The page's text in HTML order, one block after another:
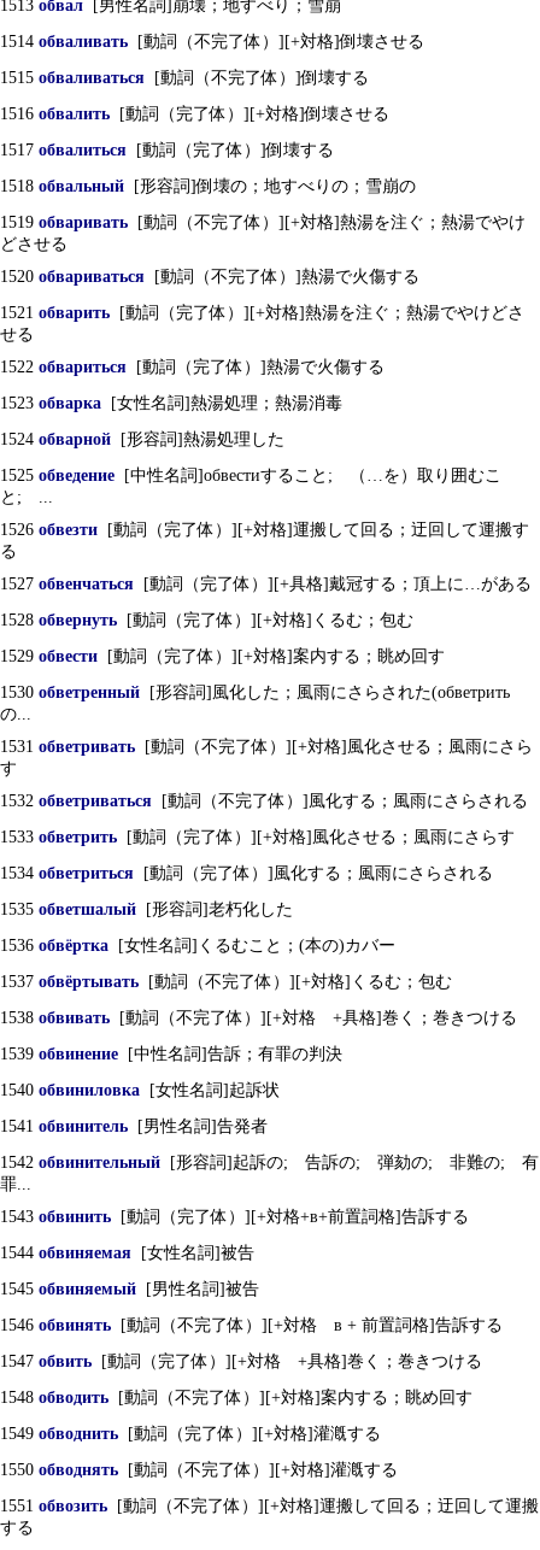
1513 обвал [男性名詞]崩壊；地すべり；雪崩
1514 обваливать [動詞（不完了体）][+対格]倒壊させる
1515 обваливаться [動詞（不完了体）]倒壊する
1516 обвалить [動詞（完了体）][+対格]倒壊させる
1517 обвалиться [動詞（完了体）]倒壊する
1518 обвальный [形容詞]倒壊の；地すべりの；雪崩の
1519 обваривать [動詞（不完了体）][+対格]熱湯を注ぐ；熱湯でやけ
どさせる
1520 обвариваться [動詞（不完了体）]熱湯で火傷する
1521 обварить [動詞（完了体）][+対格]熱湯を注ぐ；熱湯でやけどさ
せる
1522 обвариться [動詞（完了体）]熱湯で火傷する
1523 обварка [女性名詞]熱湯処理；熱湯消毒
1524 обварной [形容詞]熱湯処理した
1525 обведение [中性名詞]обвестиすること; （…を）取り囲むこ
と; ...
1526 обвезти [動詞（完了体）][+対格]運搬して回る；迂回して運搬す
る
1527 обвенчаться [動詞（完了体）][+具格]戴冠する；頂上に…がある
1528 обвернуть [動詞（完了体）][+対格]くるむ；包む
1529 обвести [動詞（完了体）][+対格]案内する；眺め回す
1530 обветренный [形容詞]風化した；風雨にさらされた(обветрить
の...
1531 обветривать [動詞（不完了体）][+対格]風化させる；風雨にさら
す
1532 обветриваться [動詞（不完了体）]風化する；風雨にさらされる
1533 обветрить [動詞（完了体）][+対格]風化させる；風雨にさらす
1534 обветриться [動詞（完了体）]風化する；風雨にさらされる
1535 обветшалый [形容詞]老朽化した
1536 обвёртка [女性名詞]くるむこと；(本の)カバー
1537 обвёртывать [動詞（不完了体）][+対格]くるむ；包む
1538 обвивать [動詞（不完了体）][+対格 +具格]巻く；巻きつける
1539 обвинение [中性名詞]告訴；有罪の判決
1540 обвиниловка [女性名詞]起訴状
1541 обвинитель [男性名詞]告発者
1542 обвинительный [形容詞]起訴の; 告訴の; 弾劾の; 非難の; 有
罪...
1543 обвинить [動詞（完了体）][+対格+в+前置詞格]告訴する
1544 обвиняемая [女性名詞]被告
1545 обвиняемый [男性名詞]被告
1546 обвинять [動詞（不完了体）][+対格 в + 前置詞格]告訴する
1547 обвить [動詞（完了体）][+対格 +具格]巻く；巻きつける
1548 обводить [動詞（不完了体）][+対格]案内する；眺め回す
1549 обводнить [動詞（完了体）][+対格]灌漑する
1550 обводнять [動詞（不完了体）][+対格]灌漑する
1551 обвозить [動詞（不完了体）][+対格]運搬して回る；迂回して運搬
する